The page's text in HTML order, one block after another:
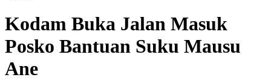
Kodam Buka Jalan Masuk
Posko Bantuan Suku Mausu
Ane